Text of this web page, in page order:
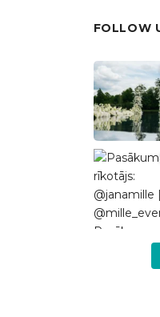
FOLLOW